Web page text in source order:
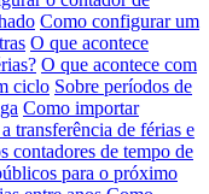
Como configurar um
O que acontece
O que acontece com
ciclo Sobre períodos de
Como importar
transferência de férias e
contadores de tempo de
para o próximo